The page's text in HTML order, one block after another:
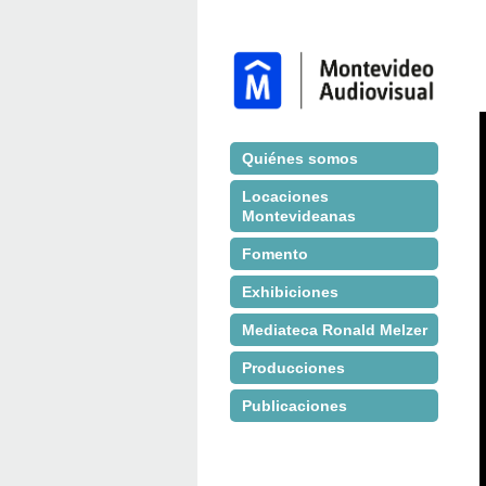
Quiénes somos
Locaciones
Montevideanas
Fomento
Exhibiciones
Mediateca Ronald Melzer
Producciones
Publicaciones